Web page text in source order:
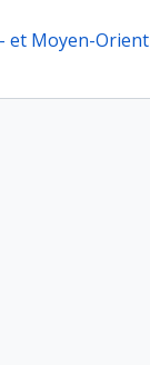
et Moyen-Orient